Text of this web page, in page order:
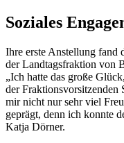
Soziales
Ihre erste Anstellung fand
der Landtagsfraktion von
„Ich hatte das große
der
mir nicht nur sehr viel
geprägt, denn ich konnte
Katja Dörner.